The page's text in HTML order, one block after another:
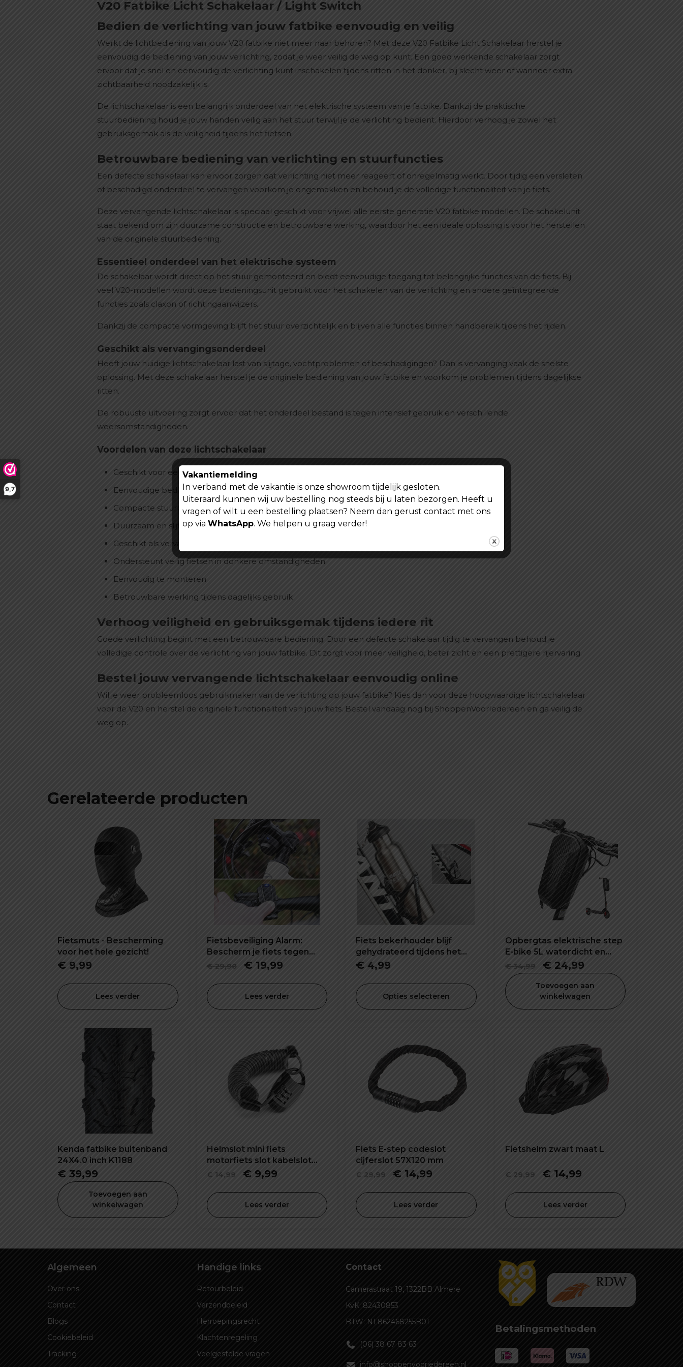
9,7
V20 Fatbike Licht Schakelaar / Light Switch
Bedien de verlichting van jouw fatbike eenvoudig en veilig
Werkt de lichtbediening van jouw V20 fatbike niet meer naar behoren? Met deze V20 Fatbike Licht Schakelaar herstel je
eenvoudig de bediening van jouw verlichting, zodat je weer veilig de weg op kunt. Een goed werkende schakelaar zorgt
ervoor dat je snel en eenvoudig de verlichting kunt inschakelen tijdens ritten in het donker, bij slecht weer of wanneer extra
zichtbaarheid noodzakelijk is.
De lichtschakelaar is een belangrijk onderdeel van het elektrische systeem van je fatbike. Dankzij de praktische
stuurbediening houd je jouw handen veilig aan het stuur terwijl je de verlichting bedient. Hierdoor verhoog je zowel het
gebruiksgemak als de veiligheid tijdens het fietsen.
Betrouwbare bediening van verlichting en stuurfuncties
Een defecte schakelaar kan ervoor zorgen dat verlichting niet meer reageert of onregelmatig werkt. Door tijdig een versleten
of beschadigd onderdeel te vervangen voorkom je ongemakken en behoud je de volledige functionaliteit van je fiets.
Deze vervangende lichtschakelaar is speciaal geschikt voor vrijwel alle eerste generatie V20 fatbike modellen. De schakelunit
staat bekend om zijn duurzame constructie en betrouwbare werking, waardoor het een ideale oplossing is voor het herstellen
van de originele stuurbediening.
Essentieel onderdeel van het elektrische systeem
De schakelaar wordt direct op het stuur gemonteerd en biedt eenvoudige toegang tot belangrijke functies van de fiets. Bij
veel V20-modellen wordt deze bedieningsunit gebruikt voor het schakelen van de verlichting en andere geïntegreerde
functies zoals claxon of richtingaanwijzers.
Dankzij de compacte vormgeving blijft het stuur overzichtelijk en blijven alle functies binnen handbereik tijdens het rijden.
Geschikt als vervangingsonderdeel
Heeft jouw huidige lichtschakelaar last van slijtage, vochtproblemen of beschadigingen? Dan is vervanging vaak de snelste
oplossing. Met deze schakelaar herstel je de originele bediening van jouw fatbike en voorkom je problemen tijdens dagelijkse
ritten.
De robuuste uitvoering zorgt ervoor dat het onderdeel bestand is tegen intensief gebruik en verschillende
weersomstandigheden.
Voordelen van deze lichtschakelaar
Geschikt voor eerste generatie V20 fatbike modellen
Eenvoudige bediening van de verlichting
Compacte stuurbediening voor optimaal gebruiksgemak
Duurzaam en slijtvast ontwerp
Geschikt als vervanging van een defecte schakelunit
Ondersteunt veilig fietsen in donkere omstandigheden
Eenvoudig te monteren
Betrouwbare werking tijdens dagelijks gebruik
Verhoog veiligheid en gebruiksgemak tijdens iedere rit
Goede verlichting begint met een betrouwbare bediening. Door een defecte schakelaar tijdig te vervangen behoud je
volledige controle over de verlichting van jouw fatbike. Dit zorgt voor meer veiligheid, beter zicht en een prettigere rijervaring.
Bestel jouw vervangende lichtschakelaar eenvoudig online
Wil je weer probleemloos gebruikmaken van de verlichting op jouw fatbike? Kies dan voor deze hoogwaardige lichtschakelaar
voor de V20 en herstel de originele functionaliteit van jouw fiets. Bestel vandaag nog bij ShoppenVoorIedereen en ga veilig de
weg op.
Gerelateerde producten
Fietsmuts - Bescherming
voor het hele gezicht!
€ 9,99
Lees verder
Fietsbeveiliging Alarm:
Bescherm je fiets tegen
diefstal
€29,90
Oorspronkelijke
was:
€ 29,90.
€19,99Huidige
is:
€ 19,99.
Lees verder
Fiets bekerhouder blijf
gehydrateerd tijdens het
rijden
€ 4,99
Opties selecteren
Opbergtas elektrische step
E-bike 5L waterdicht en
schokbestendig
€34,99
Oorspronkelijke
was:
€ 34,99.
€24,99Huidige
is:
€ 24,99.
Toevoegen aan
winkelwagen
Kenda fatbike buitenband
24X4.0 inch K1188
€ 39,99
Toevoegen aan
winkelwagen
Helmslot mini fiets
motorfiets slot kabelslot
combinatieslot
€14,99
Oorspronkelijke
was:
€ 14,99.
€9,99Huidige
is:
€ 9,99.
Lees verder
Fiets E-step codeslot
cijferslot 57X120 mm
€29,99
Oorspronkelijke
was:
€ 29,99.
€ 14,99
is:
€ 14,99.
Lees verder
Fietshelm zwart maat L
€29,99
Oorspronkelijke
was:
€ 29,99.
€ 14,99Huidige
is:
€ 14,99.
Lees verder
Algemeen
Over ons
Contact
Blogs
Cookiebeleid
Tracking
Handige links
Retourbeleid
Verzendbeleid
Herroepingsrecht
Klachtenregeling
Veelgestelde vragen
Contact
Camerastraat 19, 1322BB Almere
KvK: 82430853
BTW: NL862468255B01
(06) 38 67 83 63
info@shoppenvooriedereen.nl
Betalingsmethoden
Vakantiemelding
In verband met de vakantie is onze showroom tijdelijk gesloten.
Uiteraard kunnen wij uw bestelling nog steeds bij u laten bezorgen. Heeft u
vragen of wilt u een bestelling plaatsen? Neem dan gerust contact met ons
op via WhatsApp. We helpen u graag verder!